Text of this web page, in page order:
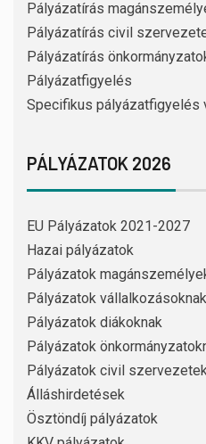
Pályázatírás
Pályázatírás civil
Pályázatírás
Pályázatfigyelés
Specifikus pályázatfigyelés
PÁLYÁZATOK 2026
EU Pályázatok 2021-2027
Hazai pályázatok
Pályázatok
Pályázatok vállalkozásoknak
Pályázatok diákoknak
Pályázatok
Pályázatok civil
Álláshirdetések
Ösztöndíj pályázatok